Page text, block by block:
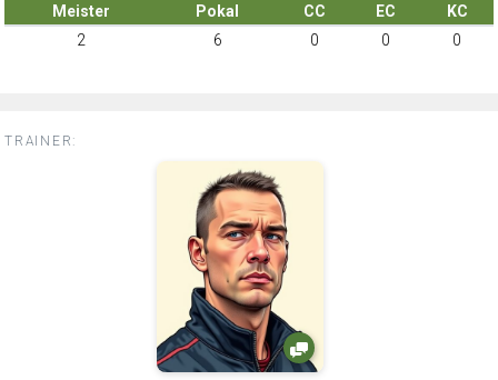
Meister Pokal CC EC
KC
2
6 0 0 0
TRAINER: